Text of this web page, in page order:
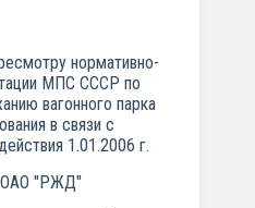
нормативно-
МПС СССР по
вагонного парка
в связи с
1.01.2006 г.
ОАО "РЖД"